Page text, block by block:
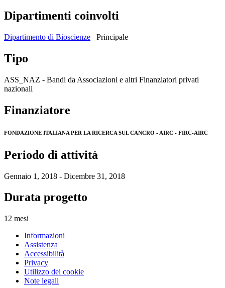
Dipartimenti coinvolti
Dipartimento di Bioscienze Principale
Tipo
ASS_NAZ - Bandi da Associazioni e altri Finanziatori privati
nazionali
Finanziatore
FONDAZIONE ITALIANA PER LA RICERCA SUL CANCRO - AIRC - FIRC-AIRC
Periodo di attività
Gennaio 1, 2018 - Dicembre 31, 2018
Durata progetto
12 mesi
Informazioni
Assistenza
Accessibilità
Privacy
Utilizzo dei cookie
Note legali